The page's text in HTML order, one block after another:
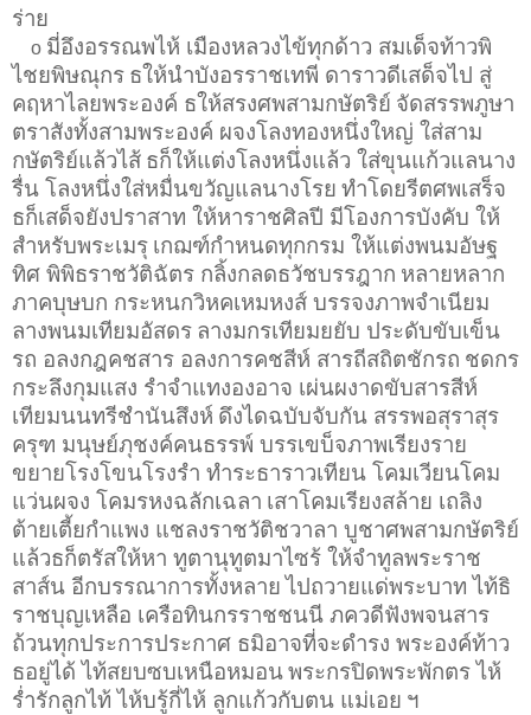
ร่าย
o มี่อึงอรรณพไห้ เมืองหลวงไข้ทุกด้าว สมเด็จท้าวพิ
ไชยพิษณุกร ธให้นำบังอรราชเทพี ดาราวดีเสด็จไป สู่
คฤหาไลยพระองค์ ธให้สรงศพสามกษัตริย์ จัดสรรพภูษา
ตราสังทั้งสามพระองค์ ผจงโลงทองหนึ่งใหญ่ ใส่สาม
กษัตริย์แล้วไส้ ธก็ให้แต่งโลงหนึ่งแล้ว ใส่ขุนแก้วแลนาง
รื่น โลงหนึ่งใส่หมื่นขวัญแลนางโรย ทำโดยรีตศพเสร็จ
ธก็เสด็จยังปราสาท ให้หาราชศิลปี มีโองการบังคับ ให้
สำหรับพระเมรุ เกฌฑ์กำหนดทุกกรม ให้แต่งพนมอัษฐ
ทิศ พิพิธราชวัติฉัตร กลิ้งกลดธวัชบรรฎาก หลายหลาก
ภาคบุษบก กระหนกวิหคเหมหงส์ บรรจงภาพจำเนียม
ลางพนมเทียมอัสดร ลางมกรเทียมยยับ ประดับขับเข็น
รถ อลงกฎคชสาร อลงการคชสีห์ สารถีสถิตชักรถ ชดกร
กระลึงกุมแสง รำจำแทงองอาจ เผ่นผงาดขับสารสีห์
เทียมนนทรีชำนันสึงห์ ดึงไดฉบับจับกัน สรรพอสุราสุร
ครุฑ มนุษย์ภุชงค์คนธรรพ์ บรรเขบ็จภาพเรียงราย
ขยายโรงโขนโรงรำ ทำระธาราวเทียน โคมเวียนโคม
แว่นผจง โคมรหงฉลักเฉลา เสาโคมเรียงสล้าย เถลิง
ต้ายเตี้ยกำแพง แชลงราชวัติชวาลา บูชาศพสามกษัตริย์
แล้วธก็ตรัสให้หา ทูตานุทูตมาไซร้ ให้จำทูลพระราช
สาส์น อีกบรรณาการทั้งหลาย ไปถวายแด่พระบาท ไท้ธิ
ราชบุญเหลือ เครือทินกรราชชนนี ภควดีฟังพจนสาร
ถ้วนทุกประการประกาศ ธมิอาจที่จะดำรง พระองค์ท้าว
ธอยู่ได้ ไท้สยบซบเหนือหมอนพระกรปิดพระพักตร ไห้
ร่ำรักลูกไท้ ไห้บรู้กี่ไห้ ลูกแก้วกับตน แม่เอย ฯ